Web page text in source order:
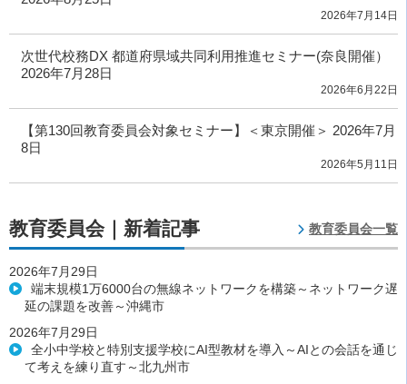
2026年7月14日
次世代校務DX 都道府県域共同利用推進セミナー(奈良開催）
2026年7月28日
2026年6月22日
【第130回教育委員会対象セミナー】＜東京開催＞ 2026年7月
8日
2026年5月11日
教育委員会｜新着記事 教育委員会一覧
2026年7月29日
端末規模1万6000台の無線ネットワークを構築～ネットワーク遅
延の課題を改善～沖縄市
2026年7月29日
全小中学校と特別支援学校にAI型教材を導入～AIとの会話を通じ
て考えを練り直す～北九州市